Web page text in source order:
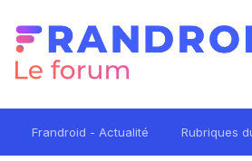
Frandroid - Actualité Rubriques